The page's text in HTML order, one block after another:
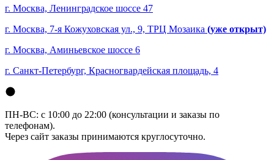
г. Москва, Ленинградское шоссе 47
г. Москва, 7-я Кожуховская ул., 9, ТРЦ Мозаика (уже открыт)
г. Москва, Аминьевское шоссе 6
г. Санкт-Петербург, Красногвардейская площадь, 4
ПН-ВС: с 10:00 до 22:00 (консультации и заказы по
телефонам).
Через сайт заказы принимаются круглосуточно.